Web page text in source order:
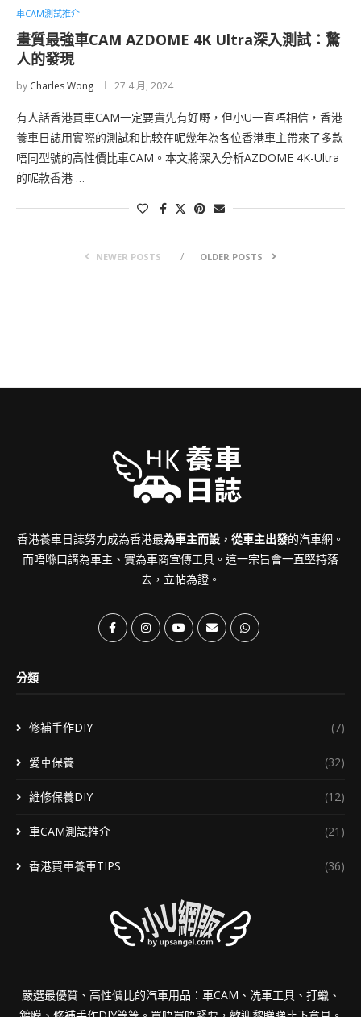
車CAM測試推介
畫質最強車CAM AZDOME 4K Ultra深入測試：驚
人的發現
by Charles Wong 27 4 月, 2024
有人話香港買車CAM一定要貴先有好嘢，但小U一直唔相信，香港
養車日誌用實際的測試和比較在呢幾年為各位香港車主帶來了多款
唔同型號的高性價比車CAM。本文將深入分析AZDOME 4K-Ultra
的呢款香港 …
NEWER POSTS OLDER POSTS
香港養車日誌努力成為香港最為車主而設，從車主出發的汽車網。
而唔喺口講為車主、實為車商宣傳工具。這一宗旨會一直堅持落
去，立帖為證。
分類
修補手作DIY (7)
愛車保養 (32)
維修保養DIY (12)
車CAM測試推介 (21)
香港買車養車TIPS (36)
嚴選最優質、高性價比的汽車用品：車CAM、洗車工具、打蠟、